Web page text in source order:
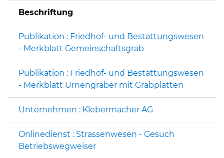
Beschriftung
Publikation : Friedhof- und Bestattungswesen
- Merkblatt Gemeinschaftsgrab
Publikation : Friedhof- und Bestattungswesen
- Merkblatt Urnengräber mit Grabplatten
Unternehmen : Klebermacher AG
Onlinedienst : Strassenwesen - Gesuch
Betriebswegweiser